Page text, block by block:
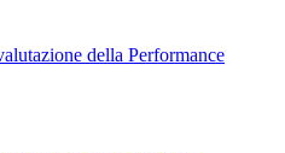
della Performance